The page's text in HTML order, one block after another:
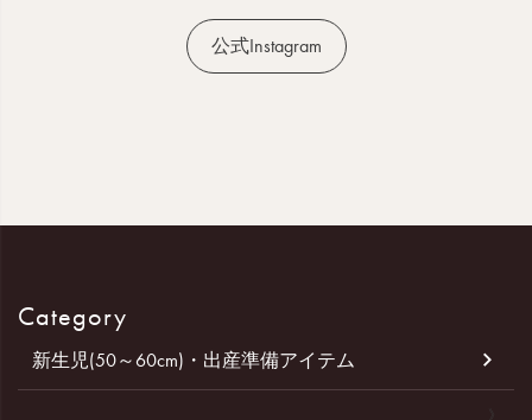
公式Instagram
Category
新生児(50～60cm)・出産準備アイテム